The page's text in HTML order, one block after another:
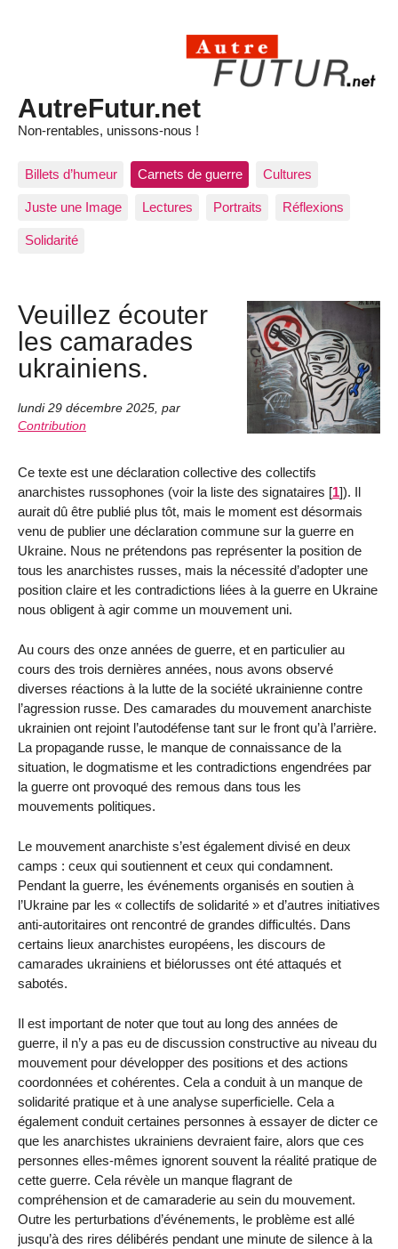
AutreFutur.net
Non-rentables, unissons-nous !
Billets d’humeur Carnets de guerre Cultures
Juste une Image Lectures Portraits Réflexions
Solidarité
Veuillez écouter
les camarades
ukrainiens.
lundi 29 décembre 2025 par
Contribution
Ce texte est une déclaration collective des collectifs
anarchistes russophones (voir la liste des signataires [1]). Il
aurait dû être publié plus tôt, mais le moment est désormais
venu de publier une déclaration commune sur la guerre en
Ukraine. Nous ne prétendons pas représenter la position de
tous les anarchistes russes, mais la nécessité d’adopter une
position claire et les contradictions liées à la guerre en Ukraine
nous obligent à agir comme un mouvement uni.
Au cours des onze années de guerre, et en particulier au
cours des trois dernières années, nous avons observé
diverses réactions à la lutte de la société ukrainienne contre
l’agression russe. Des camarades du mouvement anarchiste
ukrainien ont rejoint l’autodéfense tant sur le front qu’à l’arrière.
La propagande russe, le manque de connaissance de la
situation, le dogmatisme et les contradictions engendrées par
la guerre ont provoqué des remous dans tous les
mouvements politiques.
Le mouvement anarchiste s’est également divisé en deux
camps : ceux qui soutiennent et ceux qui condamnent.
Pendant la guerre, les événements organisés en soutien à
l’Ukraine par les « collectifs de solidarité » et d’autres initiatives
anti-autoritaires ont rencontré de grandes difficultés. Dans
certains lieux anarchistes européens, les discours de
camarades ukrainiens et biélorusses ont été attaqués et
sabotés.
Il est important de noter que tout au long des années de
guerre, il n’y a pas eu de discussion constructive au niveau du
mouvement pour développer des positions et des actions
coordonnées et cohérentes. Cela a conduit à un manque de
solidarité pratique et à une analyse superficielle. Cela a
également conduit certaines personnes à essayer de dicter ce
que les anarchistes ukrainiens devraient faire, alors que ces
personnes elles-mêmes ignorent souvent la réalité pratique de
cette guerre. Cela révèle un manque flagrant de
compréhension et de camaraderie au sein du mouvement.
Outre les perturbations d’événements, le problème est allé
jusqu’à des rires délibérés pendant une minute de silence à la